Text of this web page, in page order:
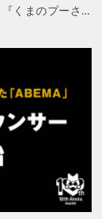
くまのプーさ…